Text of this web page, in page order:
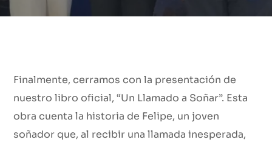
Finalmente, cerramos con la presentación de
nuestro libro oficial, “Un Llamado a Soñar”. Esta
obra cuenta la historia de Felipe, un joven
soñador que, al recibir una llamada inesperada,